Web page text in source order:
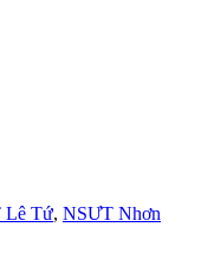
Lê Tứ, NSƯT Nhơn